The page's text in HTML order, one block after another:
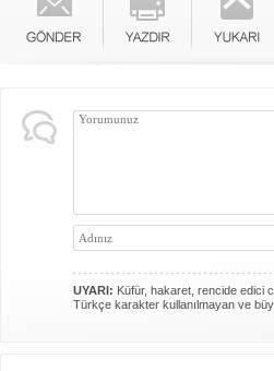
UYARI: Küfür, hakaret, rencide edici
Türkçe karakter kullanılmayan ve